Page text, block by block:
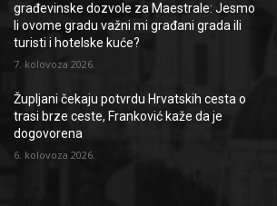
građevinske dozvole za Maestrale: Jesmo
li ovome gradu važni mi građani grada ili
turisti i hotelske kuće?
7. kolovoza 2026.
Župljani čekaju potvrdu Hrvatskih cesta o
trasi brze ceste, Franković kaže da je
dogovorena
6. kolovoza 2026.